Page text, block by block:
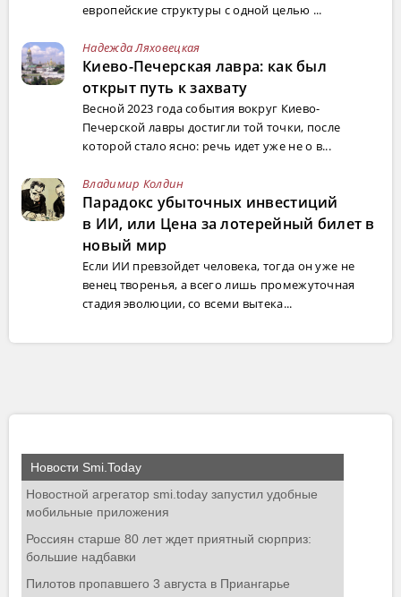
европейские структуры с одной целью ...
Надежда Ляховецкая
Киево-Печерская лавра: как был
открыт путь к захвату
Весной 2023 года события вокруг Киево-
Печерской лавры достигли той точки, после
которой стало ясно: речь идет уже не о в...
Владимир Колдин
Парадокс убыточных инвестиций
в ИИ, или Цена за лотерейный билет в
новый мир
Если ИИ превзойдет человека, тогда он уже не
венец творенья, а всего лишь промежуточная
стадия эволюции, со всеми вытека...